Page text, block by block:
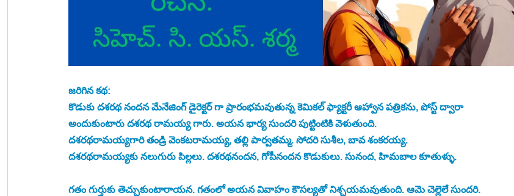
జరిగిన కథ:
కొడుకు దశరథ నందన మేనేజింగ్ డైరెక్టర్ గా ప్రారంభమవుతున్న కెమికల్ ఫ్యాక్టరీ ఆహ్వాన పత్రికను, పోస్ట్ ద్వారా
అందుకుంటారు దశరథ రామయ్య గారు. అయన భార్య సుందరి పుట్టింటికి వెళుతుంది.
దశరథరామయ్యగారి తండ్రి వెంకటరామయ్య, తల్లి పార్వతమ్మ. సోదరి సుశీల, బావ శంకరయ్య.
దశరథరామయ్యకు నలుగురు పిల్లలు. దశరథనందన, గోపీనందన కొడుకులు. సునంద, హిమబాల కూతుళ్ళు.
గతం గుర్తుకు తెచ్చుకుంటారాయన. గతంలో అయన వివాహం కౌసల్యతో నిశ్చయమవుతుంది. ఆమె చెల్లెలే సుందరి.